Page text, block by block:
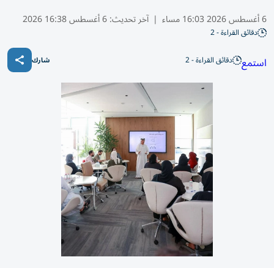
6 أغسطس 2026 16:03 مساء | آخر تحديث:6 أغسطس 16:38 2026
دقائق القراءة - 2
استمع دقائق القراءة - 2 شارك